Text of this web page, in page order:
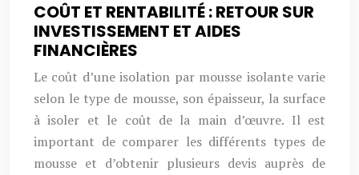
COÛT ET RENTABILITÉ : RETOUR SUR
INVESTISSEMENT ET AIDES
FINANCIÈRES
Le coût d’une isolation par mousse isolante varie
selon le type de mousse, son épaisseur, la surface
à isoler et le coût de la main d’œuvre. Il est
important de comparer les différents types de
mousse et d’obtenir plusieurs devis auprès de